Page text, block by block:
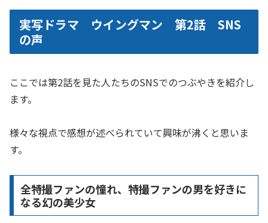
実写ドラマ ウイングマン 第2話 SNS
の声
ここでは第2話を見た人たちのSNSでのつぶやきを紹介し
ます。
様々な視点で感想が述べられていて興味が沸くと思いま
す。
全特撮ファンの憧れ、特撮ファンの男を好きに
なる幻の美少女